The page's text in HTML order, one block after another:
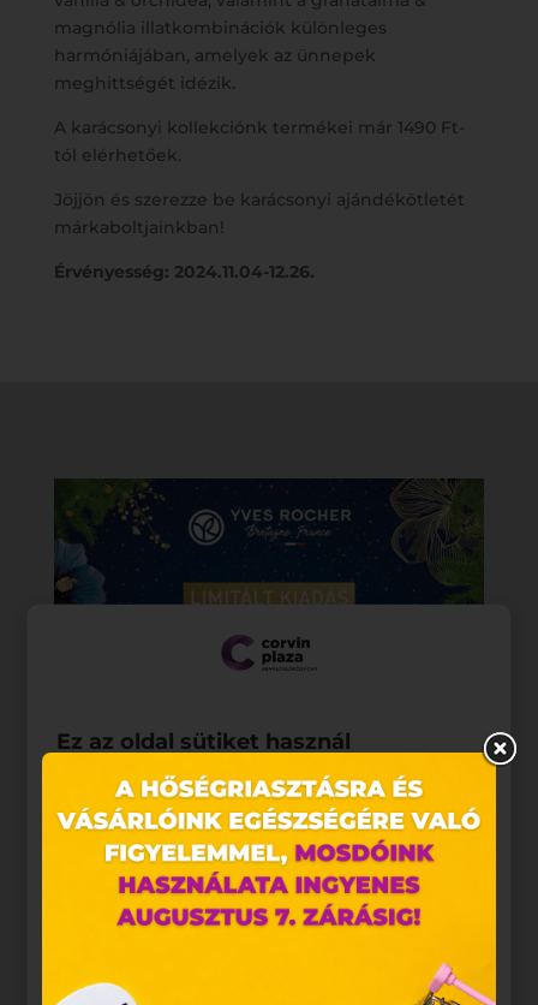
magnólia illatkombinációk különleges
harmóniájában, amelyek az ünnepek
meghittségét idézik.
A karácsonyi kollekciónk termékei már 1490 Ft-
tól elérhetőek.
Jöjjön és szerezze be karácsonyi ajándékötletét
márkaboltjainkban!
Érvényesség: 2024.11.04-12.26.
Ez az oldal sütiket használ
Weboldalunkon „cookie"-kat (továbbiakban „süti")
alkalmazunk. Ezek olyan fájlok, melyek információt
tárolnak webes böngészőjében. Ehhez az Ön
hozzájárulása szükséges.
A „sütiket" az elektronikus hírközlésről szóló 2003.
összefüggő szolgáltatások egyes kérdéseiről szóló